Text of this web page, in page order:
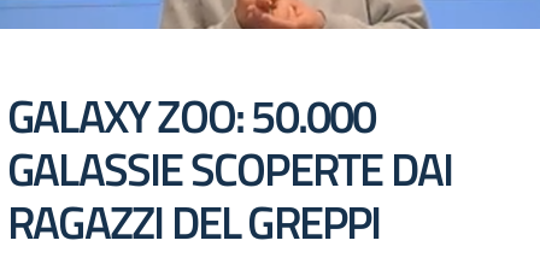
GALAXY ZOO: 50.000
GALASSIE SCOPERTE DAI
RAGAZZI DEL GREPPI